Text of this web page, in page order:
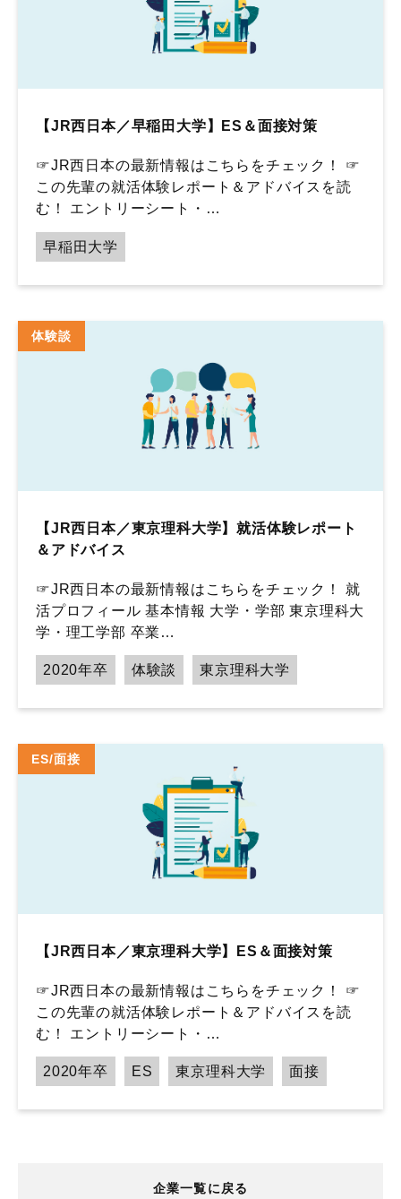
【JR西日本／早稲田大学】ES＆面接対策
☞JR西日本の最新情報はこちらをチェック！ ☞
この先輩の就活体験レポート＆アドバイスを読
む！ エントリーシート・…
早稲田大学
体験談
【JR西日本／東京理科大学】就活体験レポート
＆アドバイス
☞JR西日本の最新情報はこちらをチェック！ 就
活プロフィール 基本情報 大学・学部 東京理科大
学・理工学部 卒業…
2020年卒 体験談 東京理科大学
ES/面接
【JR西日本／東京理科大学】ES＆面接対策
☞JR西日本の最新情報はこちらをチェック！ ☞
この先輩の就活体験レポート＆アドバイスを読
む！ エントリーシート・…
2020年卒 ES 東京理科大学 面接
企業一覧に戻る